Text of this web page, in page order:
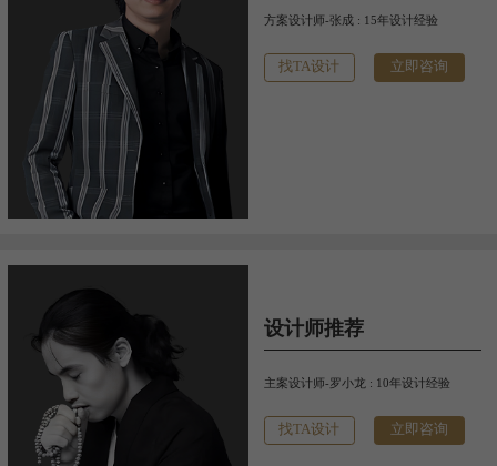
方案设计师-张成 : 15年设计经验
找TA设计 立即咨询
设计师推荐
主案设计师-罗小龙 : 10年设计经验
找TA设计 立即咨询